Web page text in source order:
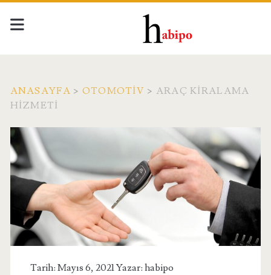
ANASAYFA > OTOMOTIV > ARAÇ KIRALAMA
HIZMETI
Tarih: Mayıs 6, 2021 Yazar: habipo